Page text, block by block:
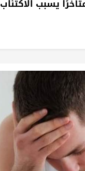
يسبب الاكتئاب